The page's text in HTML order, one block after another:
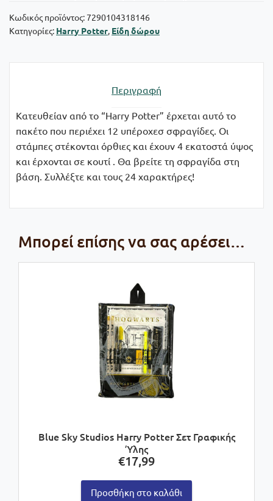
Κωδικός προϊόντος:7290104318146
Κατηγορίες: Harry Potter Είδη δώρου
Περιγραφή
Κατευθείαν από το “Harry Potter” έρχεται αυτό το
πακέτο που περιέχει 12 υπέροχεσ σφραγίδες. Οι
στάμπες στέκονται όρθιες και έχουν 4 εκατοστά ύψος
και έρχονται σε κουτί . Θα βρείτε τη σφραγίδα στη
βάση. Συλλέξτε και τους 24 χαρακτήρες!
Μπορεί επίσης να σας αρέσει…
Blue Sky Studios Harry Potter Σετ Γραφικής
Ύλης
€17,99
Προσθήκη στο καλάθι